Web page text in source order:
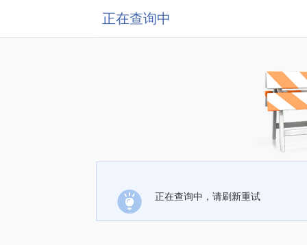
正在查询中
正在查询中，请刷新重试